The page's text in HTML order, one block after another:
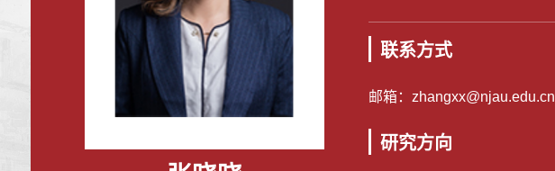
联系方式
邮箱： zhangxx@njau.edu.cn
研究方向